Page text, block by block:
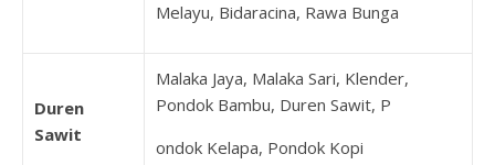
Melayu, Bidaracina, Rawa Bunga
Duren
Sawit
Malaka Jaya, Malaka Sari, Klender,
Pondok Bambu, Duren Sawit, P
ondok Kelapa, Pondok Kopi